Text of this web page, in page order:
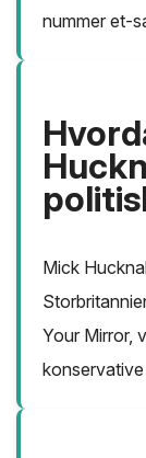
nummer et-
Mick
Your Mirror,